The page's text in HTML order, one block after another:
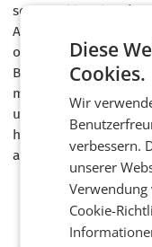
so ausgeklügelt sein,
Athanasiadis,
optimistisch:
Beharrlichkeit,
macht den
unseren
Shopping
haben gestern Abend
ausgezeichnet“.
Diese
Cookies.
Wir
verbessern.
unserer
Verwendung
Cookie-